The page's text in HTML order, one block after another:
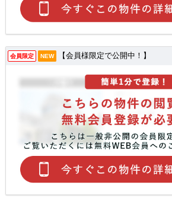
会員限定 NEW 【会員様限定で公開中！】